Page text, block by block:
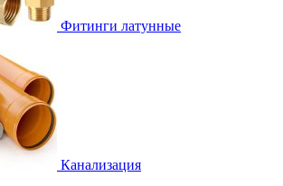
Фитинги латунные
Канализация